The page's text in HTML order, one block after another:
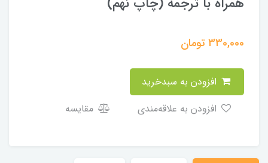
330,000تومان
مقایسه